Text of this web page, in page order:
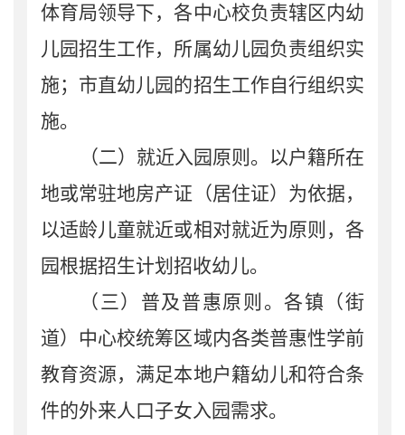
体育局领导下，各中心校负责辖区内幼
儿园招生工作，所属幼儿园负责组织实
施；市直幼儿园的招生工作自行组织实
施。
（二）就近入园原则。 以户籍所在
地或常驻地房产证（居住证）为依据，
以适龄儿童就近或相对就近为原则，各
园根据招生计划招收幼儿。
（三）普及普惠原则。各镇（街
道）中心校统筹区域内各类普惠性学前
教育资源，满足本地户籍幼儿和符合条
件的外来人口子女入园需求。